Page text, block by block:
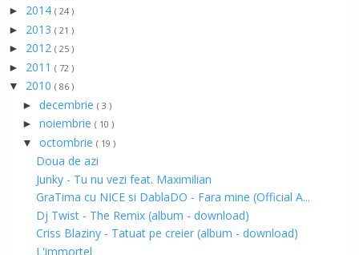
► 2014 ( 24 )
► 2013 ( 21 )
► 2012 ( 25 )
► 2011 ( 72 )
▼ 2010 ( 86 )
► decembrie ( 3 )
► noiembrie ( 10 )
▼ octombrie ( 19 )
Doua de azi
Junky - Tu nu vezi feat. Maximilian
GraTima cu NICE si DablaDO - Fara mine (Official A...
Dj Twist - The Remix (album - download)
Criss Blaziny - Tatuat pe creier (album - download)
L'immortel